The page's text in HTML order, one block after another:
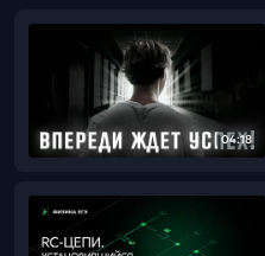
04:18